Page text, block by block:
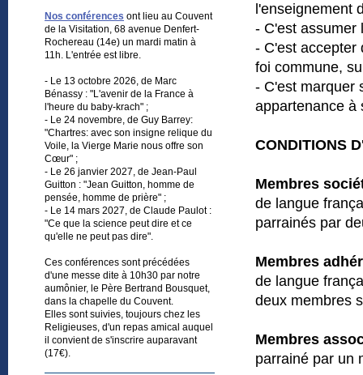
Nos conférences ont lieu au Couvent
de la Visitation, 68 avenue Denfert-
Rochereau (14e) un mardi matin à
11h. L'entrée est libre.
- Le 13 octobre 2026, de Marc
Bénassy : "L'avenir de la France à
l'heure du baby-krach" ;
- Le 24 novembre, de Guy Barrey:
"Chartres: avec son insigne relique du
Voile, la Vierge Marie nous offre son
Cœur" ;
- Le 26 janvier 2027, de Jean-Paul
Guitton : "Jean Guitton, homme de
pensée, homme de prière" ;
- Le 14 mars 2027, de Claude Paulot :
"Ce que la science peut dire et ce
qu'elle ne peut pas dire".
Ces conférences sont précédées
d'une messe dite à 10h30 par notre
aumônier, le Père Bertrand Bousquet,
dans la chapelle du Couvent.
Elles sont suivies, toujours chez les
Religieuses, d'un repas amical auquel
il convient de s'inscrire auparavant
(17€).
l'enseignement
- C'est assumer
- C'est accepter
foi commune,
- C'est marquer
appartenance à
CONDITIONS
Membres
de langue
parrainés par
Membres
de langue
deux membres
Membres
parrainé par un